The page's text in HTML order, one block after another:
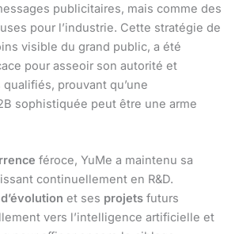
publicitaires, mais comme des
pour l’industrie. Cette stratégie de
visible du grand public, a été
pour asseoir son autorité et
prouvant qu’une
sophistiquée peut être une arme
féroce, YuMe a maintenu sa
continuellement en R&D.
et ses projets futurs
vers l’intelligence artificielle et